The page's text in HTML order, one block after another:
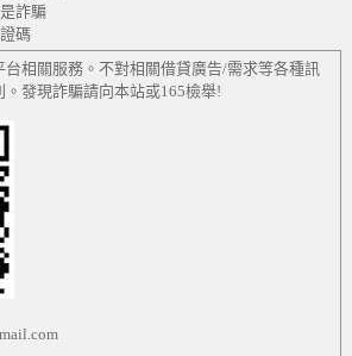
詐騙
碼
相關服務。不對相關借貸廣告/需求等各種訊
發現詐騙請向本站或165檢舉!